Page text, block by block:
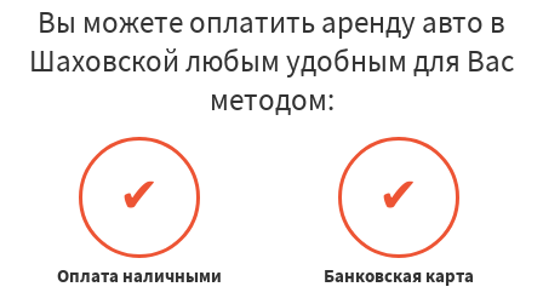
Вы можете оплатить аренду авто в
Шаховской любым удобным для Вас
методом:
✔
Оплата наличными
✔
Банковская карта